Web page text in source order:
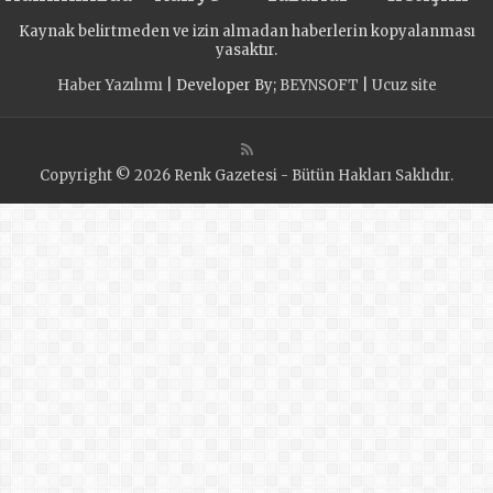
соседей»
Kaynak belirtmeden ve izin almadan haberlerin kopyalanması
yasaktır.
Haber Yazılımı| Developer By; BEYNSOFT Ucuz site
Copyright © 2026 Renk Gazetesi - Bütün Hakları Saklıdır.